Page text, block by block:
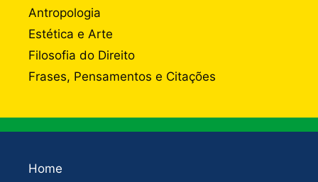
Antropologia
Estética e Arte
Filosofia do Direito
Frases, Pensamentos e Citações
Home